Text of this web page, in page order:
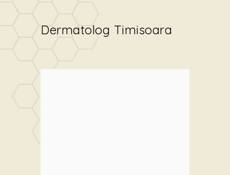
Dermatolog Timisoara